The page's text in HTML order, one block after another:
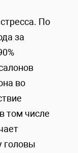
По
за
во
том числе
головы